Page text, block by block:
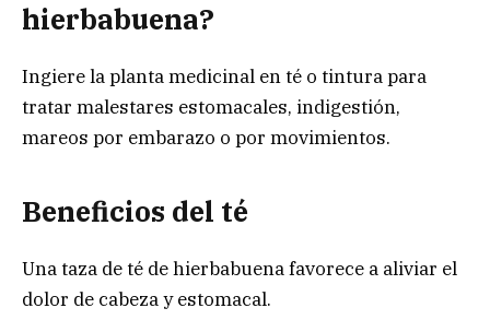
hierbabuena?
Ingiere la planta medicinal en té o tintura para
tratar malestares estomacales, indigestión,
mareos por embarazo o por movimientos.
Beneficios del té
Una taza de té de hierbabuena favorece a aliviar el
dolor de cabeza y estomacal.